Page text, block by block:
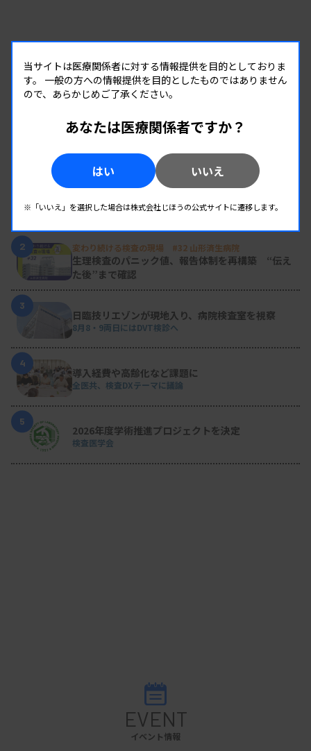
RANKING
人気の記事
チーム医療の中で信頼される技師
2 変わり続ける検査の現場 #32 山形済生病院
生理検査のパニック値、報告体制を再構築 “伝え
た後”まで確認
3
日臨技リエゾンが現地入り、病院検査室を視察
8月8・9両日にはDVT検診へ
4
導入経費や高齢化など課題に
全医共、検査DXテーマに議論
5
2026年度学術推進プロジェクトを決定
検査医学会
EVENT
イベント情報
当サイトは医療関係者に対する情報提供を目的としておりま
す。 一般の方への情報提供を目的としたものではありません
ので、あらかじめご了承ください。
あなたは医療関係者ですか？
はい いいえ
※「いいえ」を選択した場合は株式会社じほうの公式サイトに遷移します。